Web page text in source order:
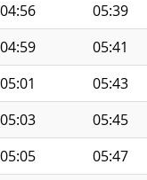
04:56 05:39
04:59 05:41
05:01 05:43
05:03 05:45
05:05 05:47